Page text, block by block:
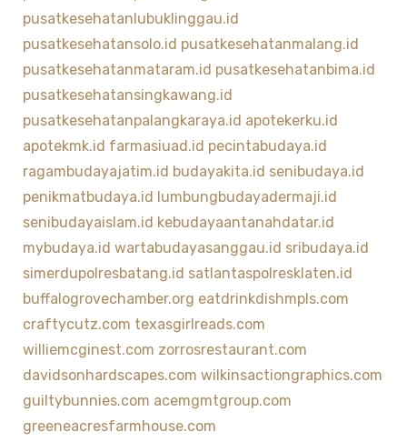
pusatkesehatanlubuklinggau.id
pusatkesehatansolo.id pusatkesehatanmalang.id
pusatkesehatanmataram.id pusatkesehatanbima.id
pusatkesehatansingkawang.id
pusatkesehatanpalangkaraya.id apotekerku.id
apotekmk.id farmasiuad.id pecintabudaya.id
ragambudayajatim.id budayakita.id senibudaya.id
penikmatbudaya.id
lumbungbudayadermaji.id
senibudayaislam.id kebudayaantanahdatar.id
mybudaya.id wartabudayasanggau.id sribudaya.id
simerdupolresbatang.id satlantaspolresklaten.id
buffalogrovechamber.org eatdrinkdishmpls.com
craftycutz.com texasgirlreads.com
williemcginest.com zorrosrestaurant.com
davidsonhardscapes.com wilkinsactiongraphics.com
guiltybunnies.com acemgmtgroup.com
greeneacresfarmhouse.com